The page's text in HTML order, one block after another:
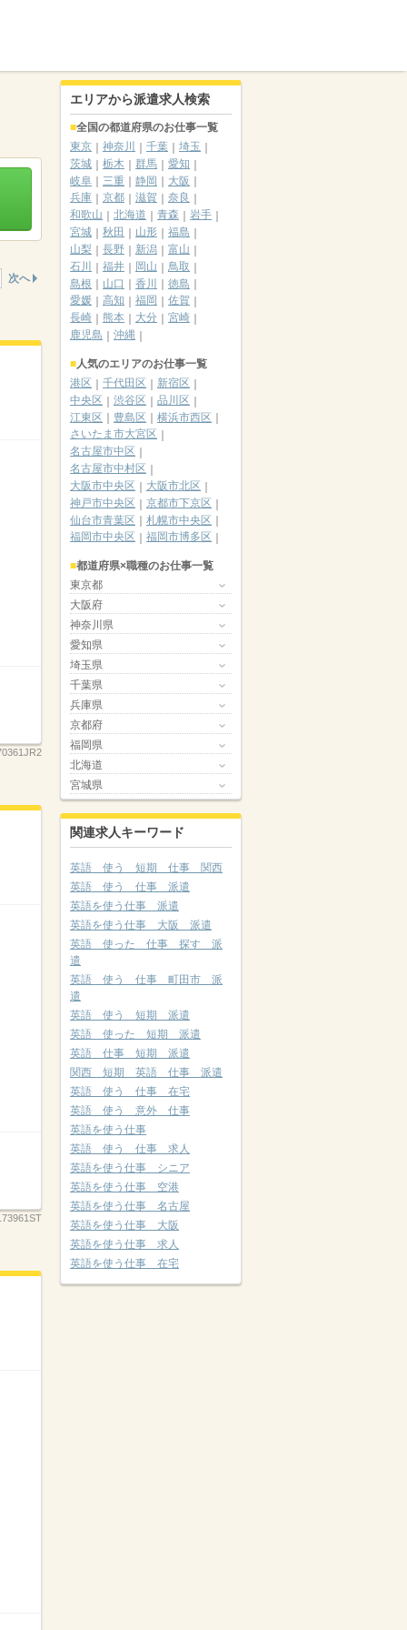
次へ
エリアから派遣求人検索
全国の都道府県のお仕事一覧
東京
神奈川 千葉
埼玉
茨城
栃木 群馬
愛知
岐阜
三重 静岡
大阪
兵庫
京都 滋賀
奈良
和歌山
北海道 青森
岩手
宮城
秋田 山形
福島
山梨
長野 新潟
富山
石川
福井 岡山
鳥取
島根
山口 香川
徳島
愛媛
高知 福岡
佐賀
長崎
熊本 大分
宮崎
鹿児島
沖縄
人気のエリアのお仕事一覧
港区
千代田区
新宿区
中央区
渋谷区
品川区
江東区
豊島区
横浜市西区
さいたま市大宮区
名古屋市中区
名古屋市中村区
大阪市中央区
大阪市北区
神戸市中央区
京都市下京区
仙台市青葉区
札幌市中央区
福岡市中央区
福岡市博多区
都道府県×職種のお仕事一覧
東京都
大阪府
神奈川県
愛知県
埼玉県
千葉県
兵庫県
京都府
福岡県
北海道
宮城県
関連求人キーワード
英語 使う 短期 仕事 関西
英語 使う 仕事 派遣
英語を使う仕事 派遣
英語を使う仕事 大阪 派遣
英語 使った 仕事 探す 派
遣
英語 使う 仕事 町田市 派
遣
英語 使う 短期 派遣
英語 使った 短期 派遣
英語 仕事 短期 派遣
関西 短期 英語 仕事 派遣
英語 使う 仕事 在宅
英語 使う 意外 仕事
英語を使う仕事
英語 使う 仕事 求人
英語を使う仕事 シニア
英語を使う仕事 空港
英語を使う仕事 名古屋
英語を使う仕事 大阪
英語を使う仕事 求人
英語を使う仕事 在宅